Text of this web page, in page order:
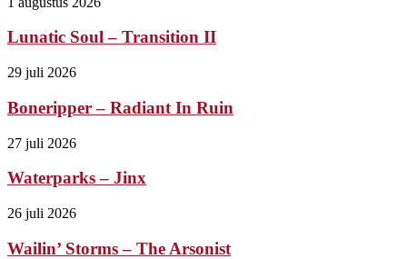
Lunatic Soul – Transition II
29 juli 2026
Boneripper – Radiant In Ruin
27 juli 2026
Waterparks – Jinx
26 juli 2026
Wailin’ Storms – The Arsonist